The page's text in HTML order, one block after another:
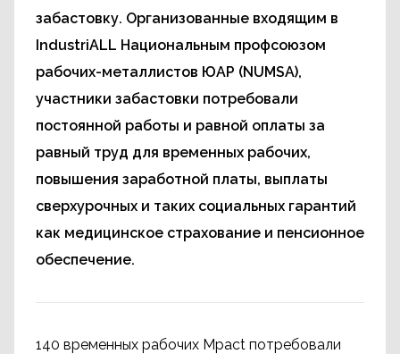
забастовку. Организованные входящим в
IndustriALL Национальным профсоюзом
рабочих-металлистов ЮАР (NUMSA),
участники забастовки потребовали
постоянной работы и равной оплаты за
равный труд для временных рабочих,
повышения заработной платы, выплаты
сверхурочных и таких социальных гарантий
как медицинское страхование и пенсионное
обеспечение.
140 временных рабочих Mpact потребовали